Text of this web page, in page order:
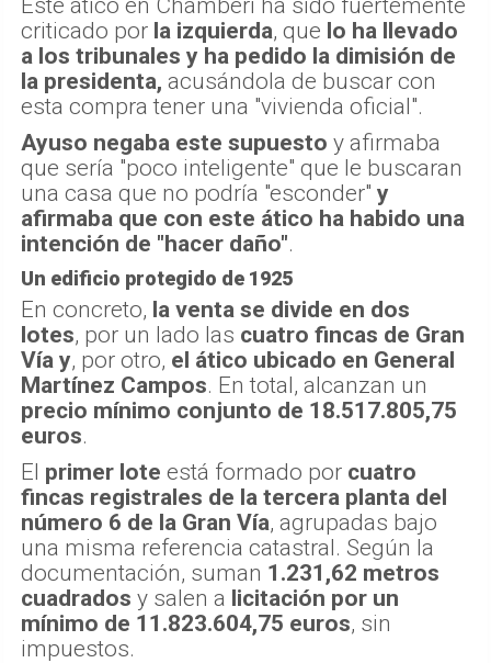
criticado por la izquierda, que lo ha llevado
a los tribunales y ha pedido la dimisión de
la presidenta, acusándola de buscar con
esta compra tener una "vivienda oficial".
Ayuso negaba este supuesto y afirmaba
que sería "poco inteligente" que le buscaran
una casa que no podría "esconder" y
afirmaba que con este ático ha habido una
intención de "hacer daño".
Un edificio protegido de 1925
En concreto, la venta se divide en dos
lotes, por un lado las cuatro fincas de Gran
Vía y, por otro, el ático ubicado en General
Martínez Campos. En total, alcanzan un
precio mínimo conjunto de 18.517.805,75
euros.
El primer lote está formado por cuatro
fincas registrales de la tercera planta del
número 6 de la Gran Vía, agrupadas bajo
una misma referencia catastral. Según la
documentación, suman 1.231,62 metros
cuadrados y salen a licitación por un
mínimo de 11.823.604,75 euros, sin
impuestos.